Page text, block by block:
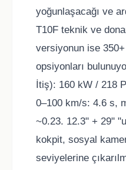
yoğunlaşacağı ve
T10F teknik ve
versiyonun ise
opsiyonları
İtiş): 160 kW / 218
0–100 km/s: 4.6 s,
~0.23. 12.3" + 29"
kokpit, sosyal
seviyelerine